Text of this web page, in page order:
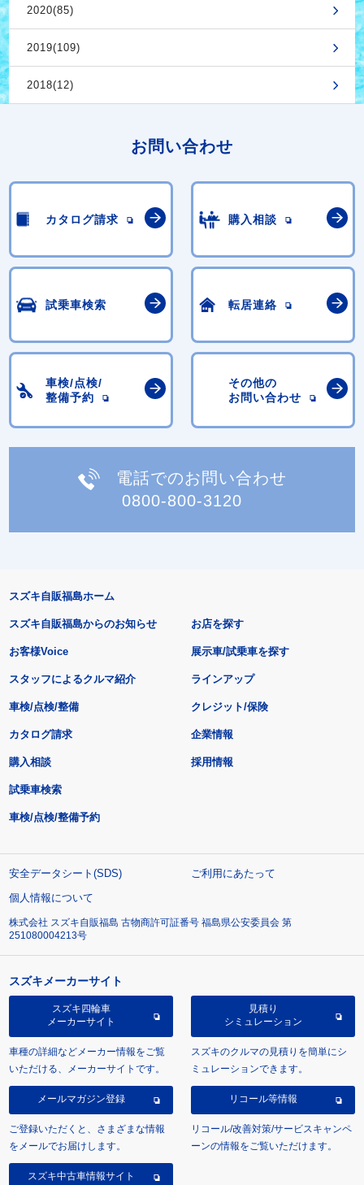
2020(85)
2019(109)
2018(12)
お問い合わせ
カタログ請求 購入相談
試乗車検索 転居連絡
車検/点検/
整備予約
その他の
お問い合わせ
電話でのお問い合わせ
0800-800-3120
スズキ自販福島ホーム
スズキ自販福島からのお知らせ
お客様Voice
スタッフによるクルマ紹介
お店を探す
展示車/試乗車を探す
ラインアップ
車検/点検/整備 クレジット/保険
カタログ請求
購入相談
試乗車検索
車検/点検/整備予約
企業情報
採用情報
安全データシート(SDS)
ご利用にあたって
個人情報について
株式会社 スズキ自販福島 古物商許可証番号 福島県公安委員会 第
251080004213号
スズキメーカーサイト
スズキ四輪車
メーカーサイト
車種の詳細などメーカー情報をご覧
いただける、メーカーサイトです。
見積り
シミュレーション
スズキのクルマの見積りを簡単にシ
ミュレーションできます。
メールマガジン登録
ご登録いただくと、さまざまな情報
をメールでお届けします。
リコール等情報
リコール/改善対策/サービスキャンペ
ーンの情報をご覧いただけます。
スズキ中古車情報サイト